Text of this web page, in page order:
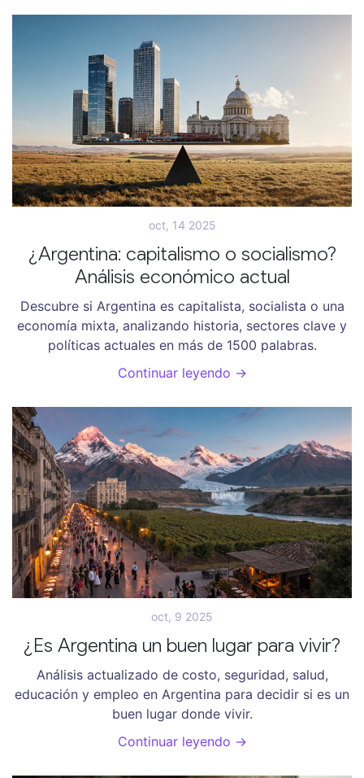
oct, 14 2025
¿Argentina: capitalismo o socialismo?
Análisis económico actual
Descubre si Argentina es capitalista, socialista o una
economía mixta, analizando historia, sectores clave y
políticas actuales en más de 1500 palabras.
Continuar leyendo →
oct, 9 2025
¿Es Argentina un buen lugar para vivir?
Análisis actualizado de costo, seguridad, salud,
educación y empleo en Argentina para decidir si es un
buen lugar donde vivir.
Continuar leyendo →